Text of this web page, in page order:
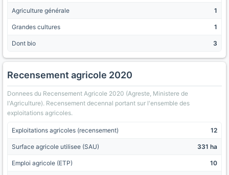
Agriculture générale 1
Grandes cultures 1
Dont bio 3
Recensement agricole 2020
Donnees du Recensement Agricole 2020 (Agreste, Ministere de
l'Agriculture). Recensement decennal portant sur l'ensemble des
exploitations agricoles.
Exploitations agricoles (recensement) 12
Surface agricole utilisee (SAU) 331 ha
Emploi agricole (ETP) 10